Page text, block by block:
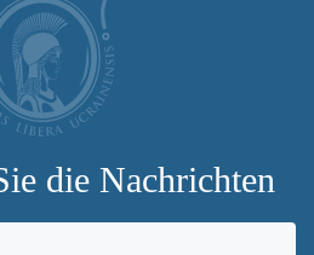
die Nachrichten